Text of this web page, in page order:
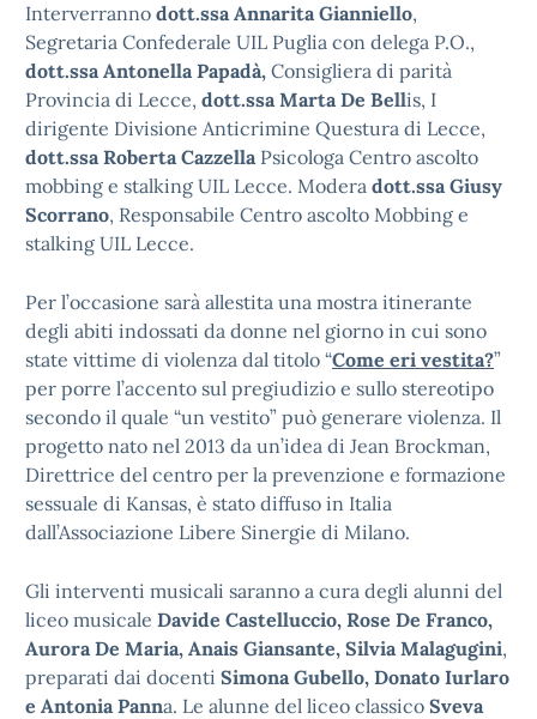
Interverranno dott.ssa Annarita Gianniello,
Segretaria Confederale UIL Puglia con delega P.O.,
dott.ssa Antonella Papadà, Consigliera di parità
Provincia di Lecce, dott.ssa Marta De Bellis, I
dirigente Divisione Anticrimine Questura di Lecce,
dott.ssa Roberta CazzellaPsicologa Centro ascolto
mobbing e stalking UIL Lecce. Modera dott.ssa Giusy
Scorrano, Responsabile Centro ascolto Mobbing e
stalking UIL Lecce.
Per l’occasione sarà allestita una mostra itinerante
degli abiti indossati da donne nel giorno in cui sono
state vittime di violenza dal titolo “Come eri vestita?”
per porre l’accento sul pregiudizio e sullo stereotipo
secondo il quale “un vestito” può generare violenza. Il
progetto nato nel 2013 da un’idea di Jean Brockman,
Direttrice del centro per la prevenzione e formazione
sessuale di Kansas, è stato diffuso in Italia
dall’Associazione Libere Sinergie di Milano.
Gli interventi musicali saranno a cura degli alunni del
liceo musicale Davide Castelluccio, Rose De Franco,
Aurora De Maria, Anais Giansante, Silvia Malagugini,
preparati dai docenti Simona Gubello, Donato Iurlaro
e Antonia Panna. Le alunne del liceo classico Sveva